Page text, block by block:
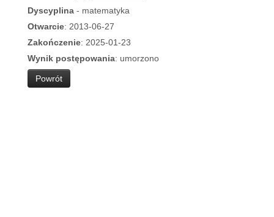
Dyscyplina - matematyka
Otwarcie: 2013-06-27
Zakończenie: 2025-01-23
Wynik postępowania: umorzono
Powrót